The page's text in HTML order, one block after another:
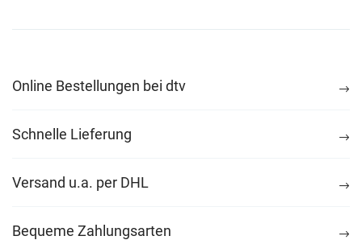
Online Bestellungen bei dtv
Schnelle Lieferung
Versand u.a. per DHL
Bequeme Zahlungsarten